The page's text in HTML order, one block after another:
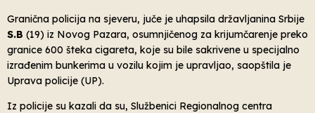
Granična policija na sjeveru, juče je uhapsila državljanina Srbije
S.B (19) iz Novog Pazara, osumnjičenog za krijumčarenje preko
granice 600 šteka cigareta, koje su bile sakrivene u specijalno
izrađenim bunkerima u vozilu kojim je upravljao, saopštila je
Uprava policije (UP).
Iz policije su kazali da su, Službenici Regionalnog centra